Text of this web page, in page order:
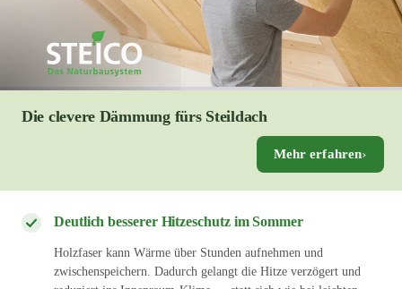
Die clevere Dämmung fürs Steildach
Mehr erfahren
Deutlich besserer Hitzeschutz im Sommer
Holzfaser kann Wärme über Stunden aufnehmen und
zwischenspeichern. Dadurch gelangt die Hitze verzögert und